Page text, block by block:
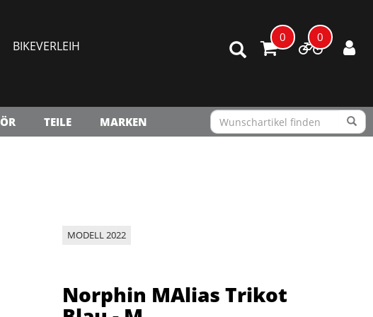
0 0
BIKEVERLEIH
TEILE MARKEN
MODELL 2022
Norphin MAlias Trikot